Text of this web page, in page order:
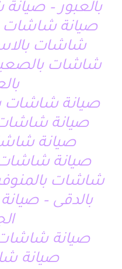
بالعبور –
صيانة شاشات
شاشات
شاشات
صيانة شاشات
صيانة
صيانة
صيانة شاشات
شاشات
بالدقى –
صيانة
صيانة